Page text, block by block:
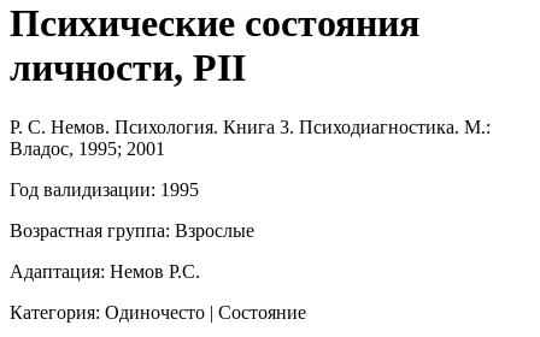
Психические состояния
личности, PII
Р. С. Немов. Психология. Книга 3. Психодиагностика. М.:
Владос, 1995; 2001
Год валидизации: 1995
Возрастная группа: Взрослые
Адаптация: Немов Р.С.
Категория: Одиночесто | Состояние